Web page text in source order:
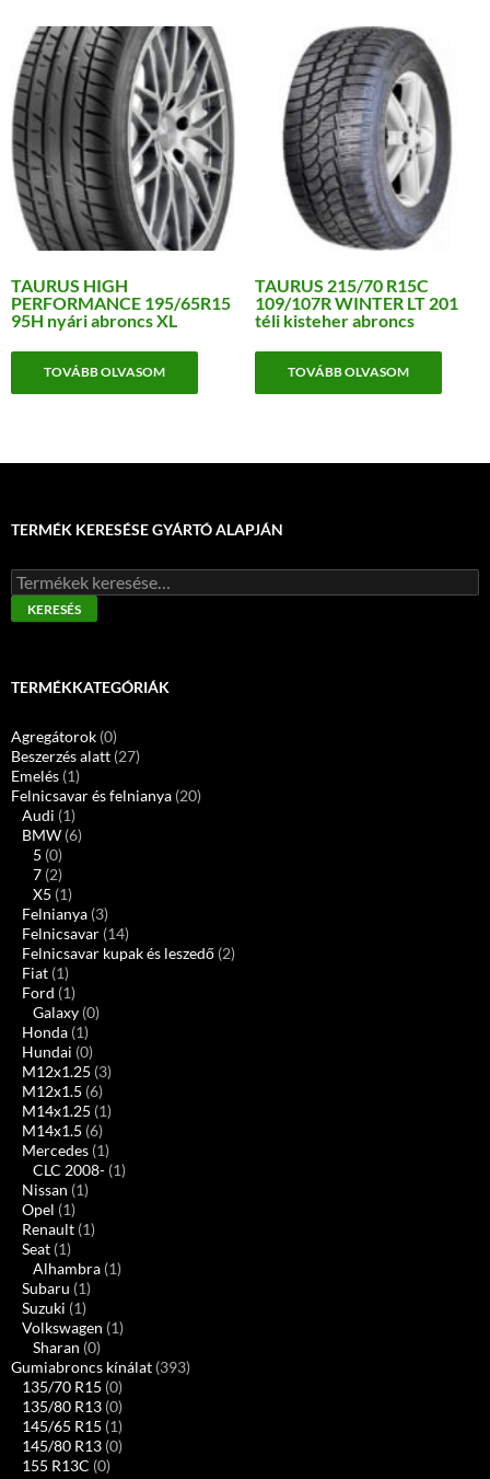
TAURUS HIGH
PERFORMANCE 195/65R15
95H nyári abroncs XL
TOVÁBB OLVASOM
TAURUS 215/70 R15C
109/107R WINTER LT 201
téli kisteher abroncs
TOVÁBB OLVASOM
TERMÉK KERESÉSE GYÁRTÓ ALAPJÁN
Keresés
a
következőre:
KERESÉS
TERMÉKKATEGÓRIÁK
Agregátorok (0)
Beszerzés alatt (27)
Emelés (1)
Felnicsavar és felnianya (20)
Audi (1)
BMW (6)
5 (0)
7 (2)
X5 (1)
Felnianya (3)
Felnicsavar (14)
Felnicsavar kupak és leszedő (2)
Fiat (1)
Ford (1)
Galaxy (0)
Honda (1)
Hundai (0)
M12x1.25 (3)
M12x1.5 (6)
M14x1.25 (1)
M14x1.5 (6)
Mercedes (1)
CLC 2008- (1)
Nissan (1)
Opel (1)
Renault (1)
Seat (1)
Alhambra (1)
Subaru (1)
Suzuki (1)
Volkswagen (1)
Sharan (0)
Gumiabroncs kínálat (393)
135/70 R15 (0)
135/80 R13 (0)
145/65 R15 (1)
145/80 R13 (0)
155 R13C (0)